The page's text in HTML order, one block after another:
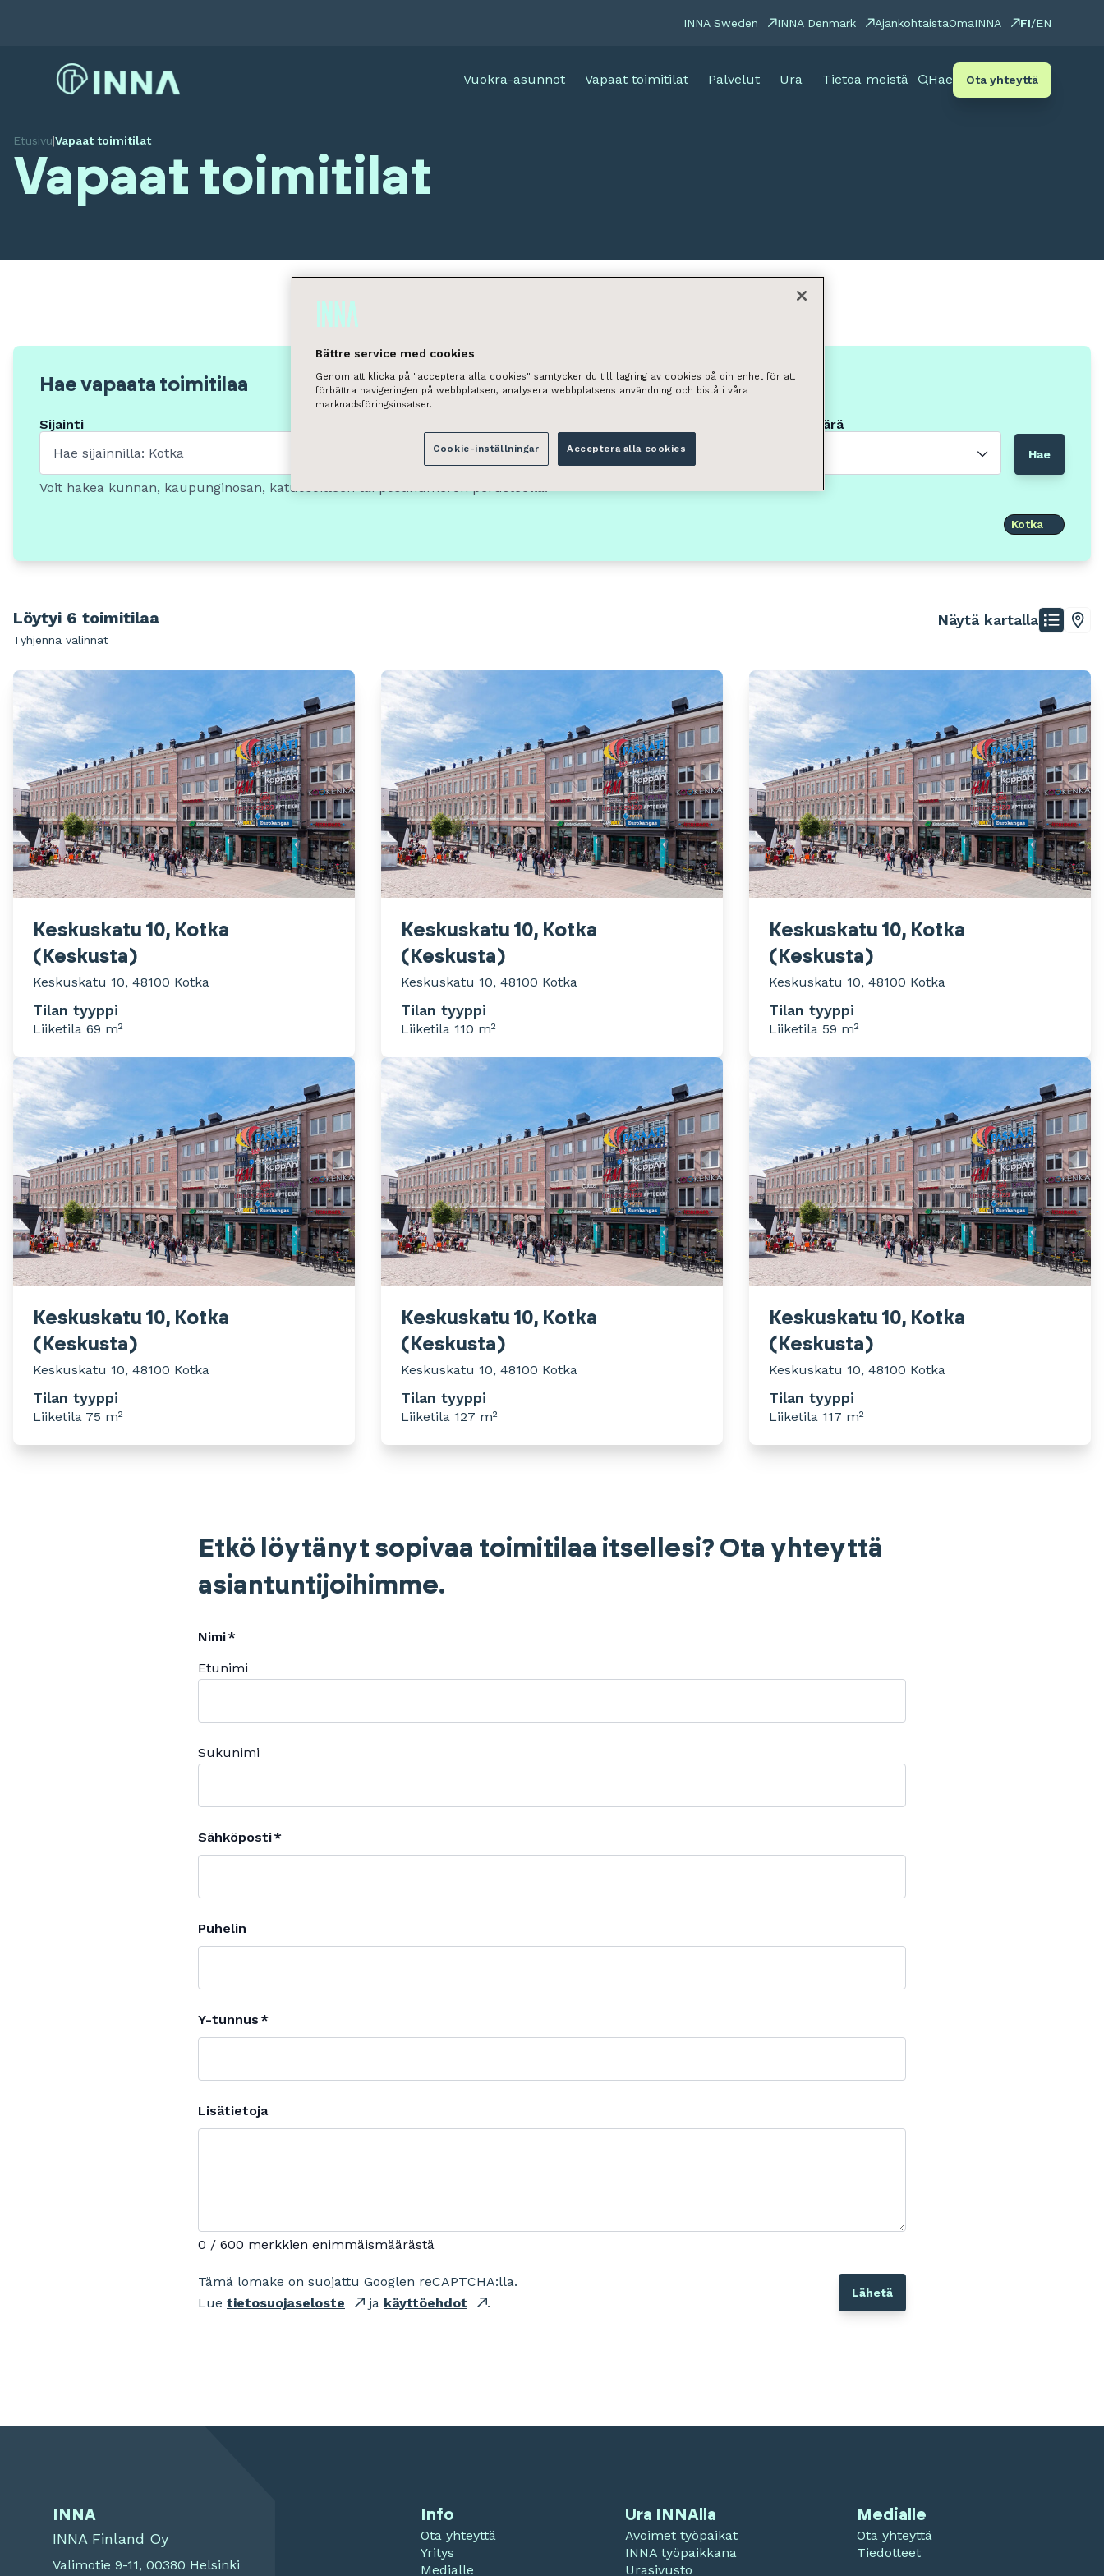
INNA Sweden INNA Denmark AjankohtaistaOmaINNA FI/EN
Vuokra-asunnot Vapaat toimitilat Palvelut Ura Tietoa meistä Hae Ota yhteyttä
Etusivu|Vapaat toimitilat
Vapaat toimitilat
Hae vapaata toimitilaa
Sijainti
Valitse
Neliömäärä
Hae
Voit hakea kunnan, kaupunginosan, katuosoitteen tai postinumeron perusteella.
Kotka
Löytyi 6 toimitilaa
Tyhjennä valinnat
Näytä kartalla
Keskuskatu 10, Kotka
(Keskusta)
Keskuskatu 10, 48100 Kotka
Tilan tyyppi
Liiketila 69 m²
Keskuskatu 10, Kotka
(Keskusta)
Keskuskatu 10, 48100 Kotka
Tilan tyyppi
Liiketila 110 m²
Keskuskatu 10, Kotka
(Keskusta)
Keskuskatu 10, 48100 Kotka
Tilan tyyppi
Liiketila 59 m²
Keskuskatu 10, Kotka
(Keskusta)
Keskuskatu 10, 48100 Kotka
Tilan tyyppi
Liiketila 75 m²
Keskuskatu 10, Kotka
(Keskusta)
Keskuskatu 10, 48100 Kotka
Tilan tyyppi
Liiketila 127 m²
Keskuskatu 10, Kotka
(Keskusta)
Keskuskatu 10, 48100 Kotka
Tilan tyyppi
Liiketila 117 m²
Etkö löytänyt sopivaa toimitilaa itsellesi? Ota yhteyttä
asiantuntijoihimme.
Nimi
Etunimi
Sukunimi
Sähköposti
Puhelin
Y-tunnus
Lisätietoja
0 / 600 merkkien enimmäismäärästä
Tämä lomake on suojattu Googlen reCAPTCHA:lla.
Lue tietosuojaseloste ja käyttöehdot .
INNA
INNA Finland Oy
Valimotie 9-11, 00380 Helsinki
Info
Ota yhteyttä
Yritys
Medialle
Ura INNAlla
Avoimet työpaikat
INNA työpaikkana
Urasivusto
Medialle
Ota yhteyttä
Tiedotteet
Bättre service med cookies
Genom att klicka på "acceptera alla cookies" samtycker du till lagring av cookies på din enhet för att
förbättra navigeringen på webbplatsen, analysera webbplatsens användning och bistå i våra
marknadsföringsinsatser.
Cookie-inställningar Acceptera alla cookies